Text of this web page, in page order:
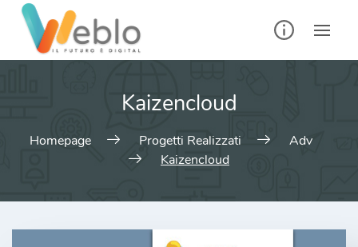
Kaizencloud
Homepage Progetti Realizzati
Adv
Kaizencloud